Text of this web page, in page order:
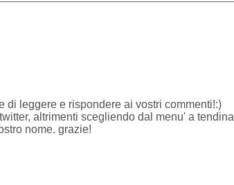
di leggere e rispondere ai vostri commenti!:)
altrimenti scegliendo dal menu' a tendina
nome. grazie!